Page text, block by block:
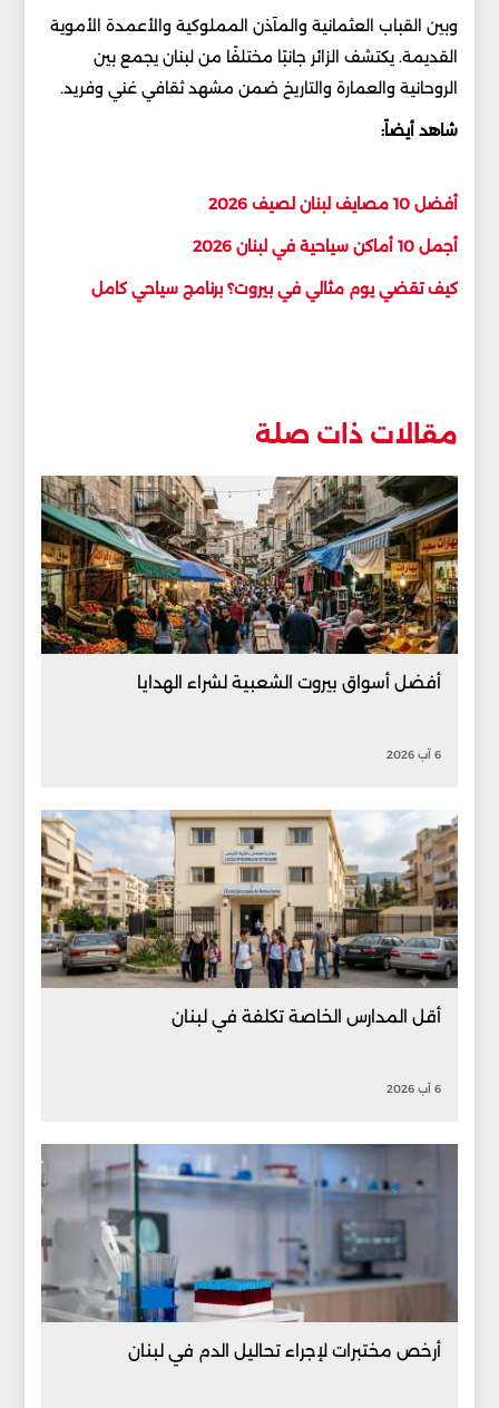
وبين القباب العثمانية والمآذن المملوكية والأعمدة الأموية
القديمة. يكتشف الزائر جانبًا مختلفًا من لبنان يجمع بين
الروحانية والعمارة والتاريخ ضمن مشهد ثقافي غني وفريد.
شاهد أيضاً:
أفضل 10 مصايف لبنان لصيف 2026
أجمل 10 أماكن سياحية في لبنان 2026
كيف تقضي يوم مثالي في بيروت؟ برنامج سياحي كامل
مقالات ذات صلة
أفضل أسواق بيروت الشعبية لشراء الهدايا
6 آب 2026
أقل المدارس الخاصة تكلفة في لبنان
6 آب 2026
أرخص مختبرات لإجراء تحاليل الدم في لبنان